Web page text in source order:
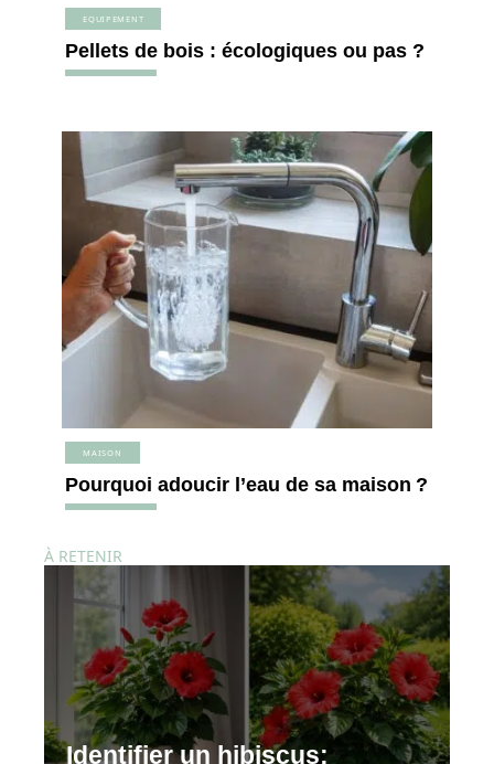
EQUIPEMENT
Pellets de bois : écologiques ou pas ?
MAISON
Pourquoi adoucir l’eau de sa maison ?
À RETENIR
Identifier un hibiscus: